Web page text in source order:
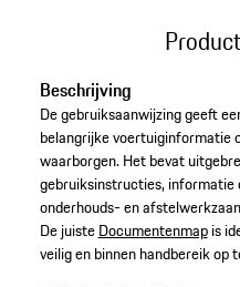
Beschrijving
De gebruiksaanwijzing geeft
belangrijke voertuiginformatie
waarborgen. Het bevat
gebruiksinstructies, informatie
onderhouds- en
​De juisteDocumentenmapis
veilig en binnen handbereik op